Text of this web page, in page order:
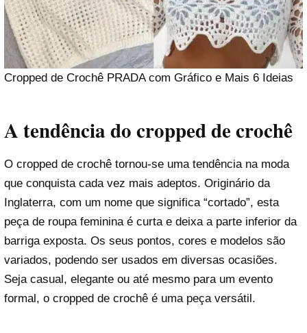
Cropped de Crochê PRADA com Gráfico e Mais 6 Ideias
A tendência do cropped de crochê
O cropped de crochê tornou-se uma tendência na moda
que conquista cada vez mais adeptos. Originário da
Inglaterra, com um nome que significa “cortado”, esta
peça de roupa feminina é curta e deixa a parte inferior da
barriga exposta. Os seus pontos, cores e modelos são
variados, podendo ser usados em diversas ocasiões.
Seja casual, elegante ou até mesmo para um evento
formal, o cropped de crochê é uma peça versátil.